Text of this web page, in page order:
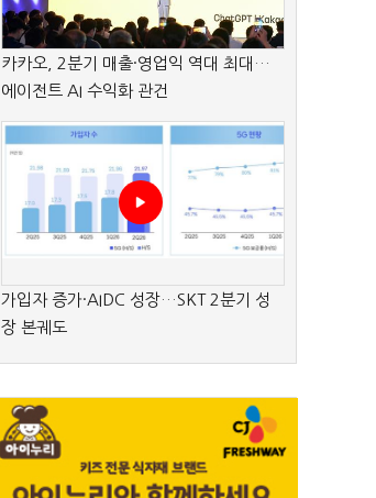
카카오, 2분기 매출·영업익 역대 최대…
에이전트 AI 수익화 관건
가입자 증가·AIDC 성장…SKT 2분기 성
장 본궤도